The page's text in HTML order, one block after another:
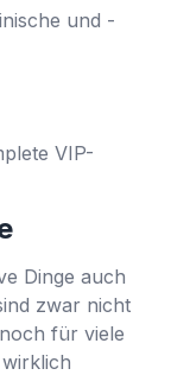
und -
VIP-
Dinge auch
zwar nicht
für viele